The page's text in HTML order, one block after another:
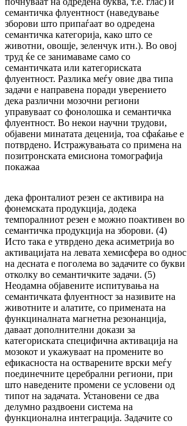
семантичка флуентност (наведување
зборови што припаѓаат во одредена
семантичка категорија, како што се
животни, овошје, зеленчук итн.). Во овој
труд ќе се занимаваме само со
семантичката или категориската
флуентност. Разлика меѓу овие два типа
задачи е направена поради уверението
дека различни мозочни региони
управуваат со фонолошка и семантичка
флуентност. Во некои научни трудови,
објавени минатата деценија, тоа сфаќање е
потврдено. Истражувањата со примена на
позитронската емисиона томографија
покажаа
дека фронталиот резен се активира на
фонемската продукција, додека
темпоралниот резен е мoжнo поактивен во
семантичка продукција на зборови. (4)
Исто така е утврдено дека асиметрија во
активацијата на левата хемисфера во однос
на десната е поголема во задачите со букви
отколку во семантичките задачи. (5)
Неодамна објавените испитувања на
семантичката флуентност за називите на
животните и алатите, со примената на
функциналната магнетна резонанциjа,
даваат дополнителни докази за
категориската специфична активација на
мозокот и укажуваат на промените во
ефикасноста на остварените врски меѓу
поединечните церебрални региони, при
што наведените промени се условени од
типот на задачата. Установени се два
делумно раздвоени системa на
функционална интеграција. Задачите со